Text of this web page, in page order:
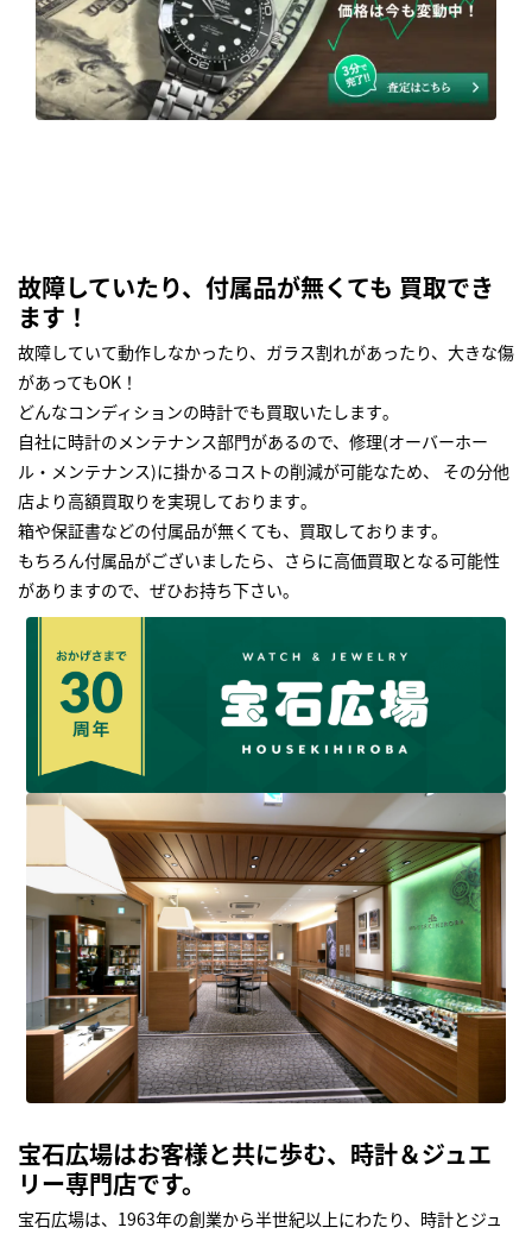
故障していたり、付属品が無くても 買取でき
ます！
故障していて動作しなかったり、ガラス割れがあったり、大きな傷
があってもOK！
どんなコンディションの時計でも買取いたします｡
自社に時計のメンテナンス部門があるので、修理(オーバーホー
ル・メンテナンス)に掛かるコストの削減が可能なため、 その分他
店より高額買取りを実現しております｡
箱や保証書などの付属品が無くても、買取しております。
もちろん付属品がございましたら、さらに高価買取となる可能性
がありますので、ぜひお持ち下さい｡
宝石広場はお客様と共に歩む、時計＆ジュエ
リー専門店です。
宝石広場は、1963年の創業から半世紀以上にわたり、時計とジュ